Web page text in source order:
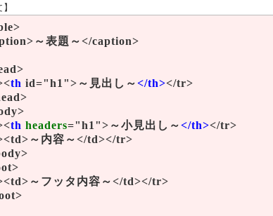
～表題～</caption>
th id="h1">～見出し～</th></tr>
th headers="h1">～小見出し～</th></tr>
～内容～</td></tr>
～フッタ内容～</td></tr>